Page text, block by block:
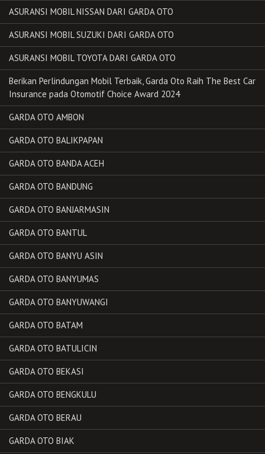
ASURANSI MOBIL NISSAN DARI GARDA OTO
ASURANSI MOBIL SUZUKI DARI GARDA OTO
ASURANSI MOBIL TOYOTA DARI GARDA OTO
Berikan Perlindungan Mobil Terbaik, Garda Oto Raih The Best Car
Insurance pada Otomotif Choice Award 2024
GARDA OTO AMBON
GARDA OTO BALIKPAPAN
GARDA OTO BANDA ACEH
GARDA OTO BANDUNG
GARDA OTO BANJARMASIN
GARDA OTO BANTUL
GARDA OTO BANYU ASIN
GARDA OTO BANYUMAS
GARDA OTO BANYUWANGI
GARDA OTO BATAM
GARDA OTO BATULICIN
GARDA OTO BEKASI
GARDA OTO BENGKULU
GARDA OTO BERAU
GARDA OTO BIAK